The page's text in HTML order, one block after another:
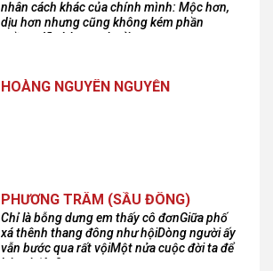
nhân cách khác của chính mình: Mộc hơn,
dịu hơn nhưng cũng không kém phần
cuồng dã và hoang hoải...
HOÀNG NGUYÊN NGUYỄN
PHƯƠNG TRÂM (SẦU ĐÔNG)
Chỉ là bỗng dưng em thấy cô đơnGiữa phố
xá thênh thang đông như hộiDòng người ấy
vẫn bước qua rất vộiMột nửa cuộc đời ta để
lại nơi đâu?